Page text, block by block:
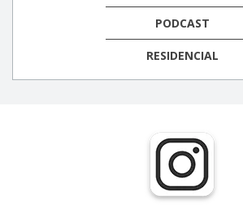
PODCAST
RESIDENCIAL